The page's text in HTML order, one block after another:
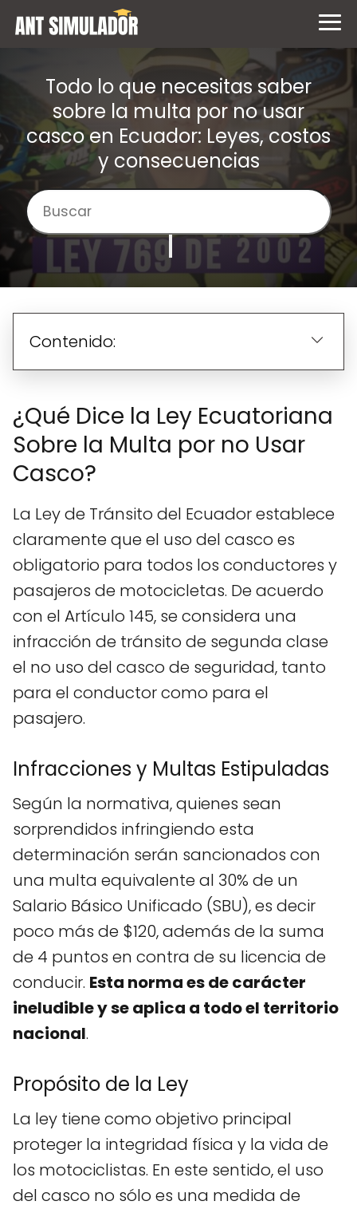
Todo lo que necesitas saber
sobre la multa por no usar
casco en Ecuador: Leyes, costos
y consecuencias
Contenido:
¿Qué Dice la Ley Ecuatoriana
Sobre la Multa por no Usar
Casco?
La Ley de Tránsito del Ecuador establece
claramente que el uso del casco es
obligatorio para todos los conductores y
pasajeros de motocicletas. De acuerdo
con el Artículo 145, se considera una
infracción de tránsito de segunda clase
el no uso del casco de seguridad, tanto
para el conductor como para el
pasajero.
Infracciones y Multas Estipuladas
Según la normativa, quienes sean
sorprendidos infringiendo esta
determinación serán sancionados con
una multa equivalente al 30% de un
Salario Básico Unificado (SBU), es decir
poco más de $120, además de la suma
de 4 puntos en contra de su licencia de
conducir. Esta norma es de carácter
ineludible y se aplica a todo el territorio
nacional.
Propósito de la Ley
La ley tiene como objetivo principal
proteger la integridad física y la vida de
los motociclistas. En este sentido, el uso
del casco no sólo es una medida de